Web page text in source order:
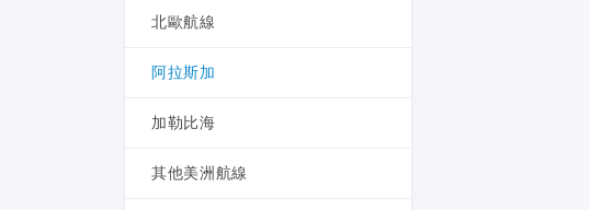
北歐航線
阿拉斯加
加勒比海
其他美洲航線